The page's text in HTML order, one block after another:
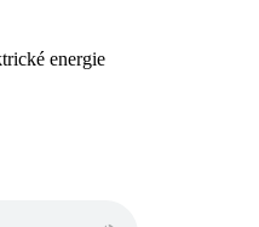
energie